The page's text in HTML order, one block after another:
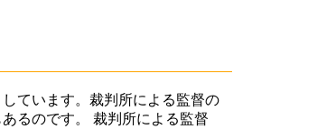
ています。裁判所による監督の
るのです。 裁判所による監督